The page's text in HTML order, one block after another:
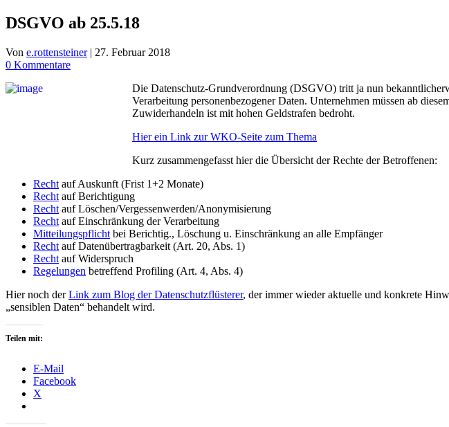
DSGVO ab 25.5.18
Von e.rottensteiner | 27. Februar 2018
0 Kommentare
Die Datenschutz-Grundverordnung (DSGVO) tritt ja nun
Verarbeitung personenbezogener Daten. Unternehmen müssen ab
Zuwiderhandeln ist mit hohen Geldstrafen bedroht.
Hier ein Link zur WKO-Seite zum Thema
Kurz zusammengefasst hier die Übersicht der Rechte der Betroffenen:
Recht auf Auskunft (Frist 1+2 Monate)
Recht auf Berichtigung
Recht auf Löschen/Vergessenwerden/Anonymisierung
Recht auf Einschränkung der Verarbeitung
Mitteilungspflicht bei Berichtig., Löschung u. Einschränkung an alle Empfänger
Recht auf Datenübertragbarkeit (Art. 20, Abs. 1)
Recht auf Widerspruch
Regelungen betreffend Profiling (Art. 4, Abs. 4)
Hier noch derLink zum Blog der Datenschutzflüsterer, der immer wieder aktuelle und konkrete
„sensiblen Daten“ behandelt wird.
Teilen mit:
E-Mail
Facebook
X